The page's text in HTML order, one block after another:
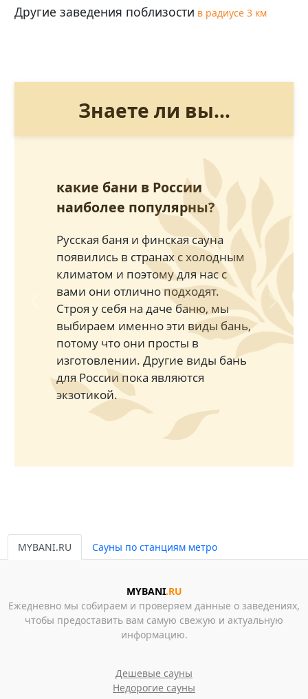
Другие заведения поблизости в радиусе 3 км
Знаете ли вы...
какие бани в России
наиболее популярны?
Русская баня и финская сауна
появились в странах с холодным
климатом и поэтому для нас с
вами они отлично подходят.
Строя у себя на даче баню, мы
выбираем именно эти виды бань,
потому что они просты в
изготовлении. Другие виды бань
для России пока являются
экзотикой.
Previous Next
MYBANI.RU Сауны по станциям метро
MYBANI.RU
Ежедневно мы собираем и проверяем данные о заведениях,
чтобы предоставить вам самую свежую и актуальную
информацию.
Дешевые сауны
Недорогие сауны